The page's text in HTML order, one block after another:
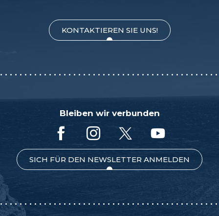
KONTAKTIEREN SIE UNS!
Bleiben wir verbunden
SICH FÜR DEN NEWSLETTER ANMELDEN